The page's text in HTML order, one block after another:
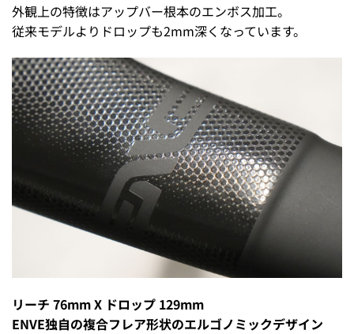
外観上の特徴はアップバー根本のエンボス加工。
従来モデルよりドロップも2mm深くなっています。
リーチ 76mm X ドロップ 129mm
ENVE独自の複合フレア形状のエルゴノミックデザイン